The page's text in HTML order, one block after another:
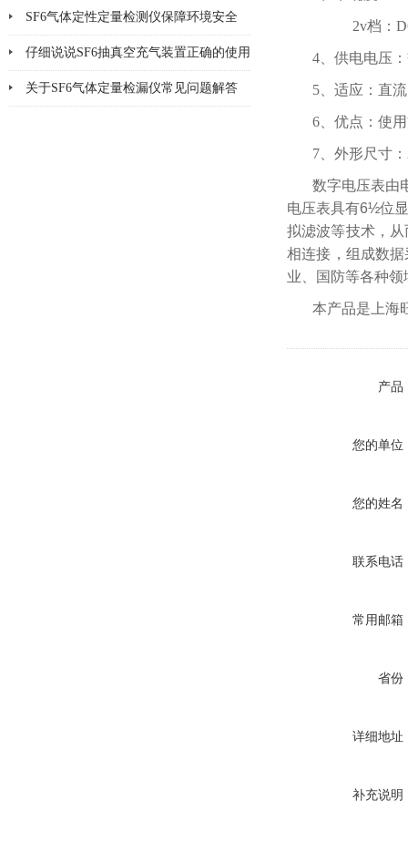
哪8个方面
SF6气体定性定量检测仪保障环境安全
仔细说说SF6抽真空充气装置正确的使用
方法
关于SF6气体定量检漏仪常见问题解答
2v档：DC
4、供电电压
5、适应：直
6、优点：使
7、外形尺寸
数字电压表由
电压表具有6½位
拟滤波等技术，
相连接，组成数
业、国防等各种领
本产品是上海
产品
您的单位
您的姓名
联系电话
常用邮箱
省份
详细地址
补充说明